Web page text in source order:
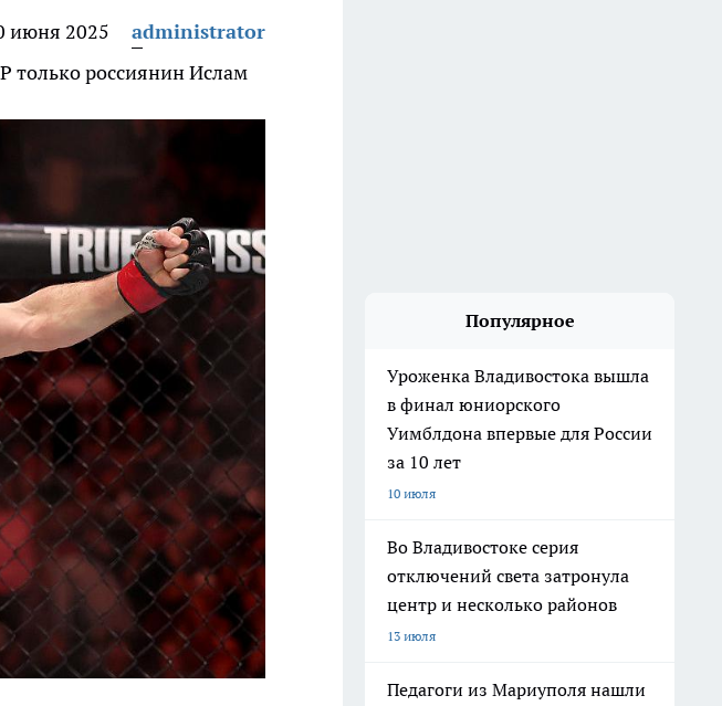
июня 2025
administrator
только россиянин Ислам
Популярное
Уроженка Владивостока вышла
в финал юниорского
Уимблдона впервые для России
за 10 лет
10 июля
Во Владивостоке серия
отключений света затронула
центр и несколько районов
13 июля
Педагоги из Мариуполя нашли